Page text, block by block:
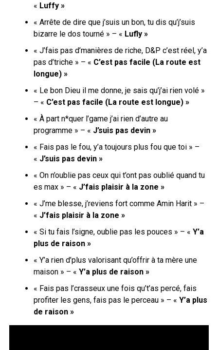
« Luffy »
« Arrête de dire que j’suis un bon, tu dis qu’j’suis
bizarre le dos tourné » – « Lufly »
« J’fais pas d’manières de riche, D&P c’est réel, y’a
pas d’triche » – « C’est pas facile (La route est
longue) »
« Le bon Dieu il me donne, je sais qu’j’ai rien volé »
– « C’est pas facile (La route est longue) »
« À part n*quer l’game j’ai rien d’autre au
programme » – « J’suis pas devin »
« Fais pas le fou, y’a toujours plus fou que toi » –
« J’suis pas devin »
« On n’oublie pas ceux qui t’ont pas oublié quand tu
es max » – « J’fais plaisir à la zone »
« J’me blesse, j’reviens fort comme Amin Harit » –
« J’fais plaisir à la zone »
« Si tu fais l’signe, oublie pas les pouces » – « Y’a
plus de raison »
« Y’a rien d’plus valorisant qu’offrir à ta mère une
maison » – « Y’a plus de raison »
« Fais pas l’crasseux une fois qu’t’as percé, fais
profiter les gens, fais pas le perceau » – « Y’a plus
de raison »